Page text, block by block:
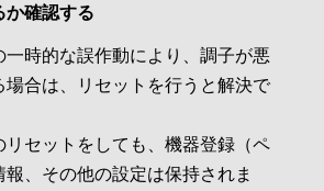
か確認する
一時的な誤作動により、調子が悪
場合は、リセットを行うと解決で
リセットをしても、機器登録（ペ
報、その他の設定は保持されま